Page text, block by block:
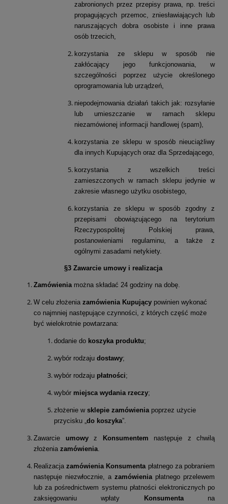
zabronionych przez przepisy prawa, np. treści
propagujących przemoc, zniesławiających lub
naruszających dobra osobiste i inne prawa
osób trzecich,
korzystania ze sklepu w sposób nie
zakłócający jego funkcjonowania, w
szczególności poprzez użycie określonego
oprogramowania lub urządzeń,
niepodejmowania działań takich jak: rozsyłanie
lub umieszczanie w ramach sklepu
niezamówionej informacji handlowej (spam),
korzystania ze sklepu w sposób nieuciążliwy
dla innych Kupujących oraz dla Sprzedającego,
korzystania z wszelkich treści
zamieszczonych w ramach sklepu jedynie w
zakresie własnego użytku osobistego,
korzystania ze sklepu w sposób zgodny z
przepisami obowiązującego na terytorium
Rzeczypospolitej Polskiej prawa,
postanowieniami regulaminu, a także z
ogólnymi zasadami netykiety.
§3 Zawarcie umowy i realizacja
Zamówienia można składać 24 godziny na dobę.
W celu złożenia zamówienia Kupujący powinien wykonać
co najmniej następujące czynności, z których część może
być wielokrotnie powtarzana:
dodanie do koszyka produktu;
wybór rodzaju dostawy;
wybór rodzaju płatności;
wybór miejsca wydania rzeczy;
złożenie w sklepie zamówienia poprzez użycie
przycisku „ do koszyka”.
Zawarcie umowyz Konsumentem następuje z chwilą
złożenia zamówienia
Realizacjazamówienia Konsumenta płatnego za pobraniem
następuje niezwłocznie, a zamówienia płatnego przelewem
lub za pośrednictwem systemu płatności elektronicznych po
zaksięgowaniu wpłaty Konsumenta na